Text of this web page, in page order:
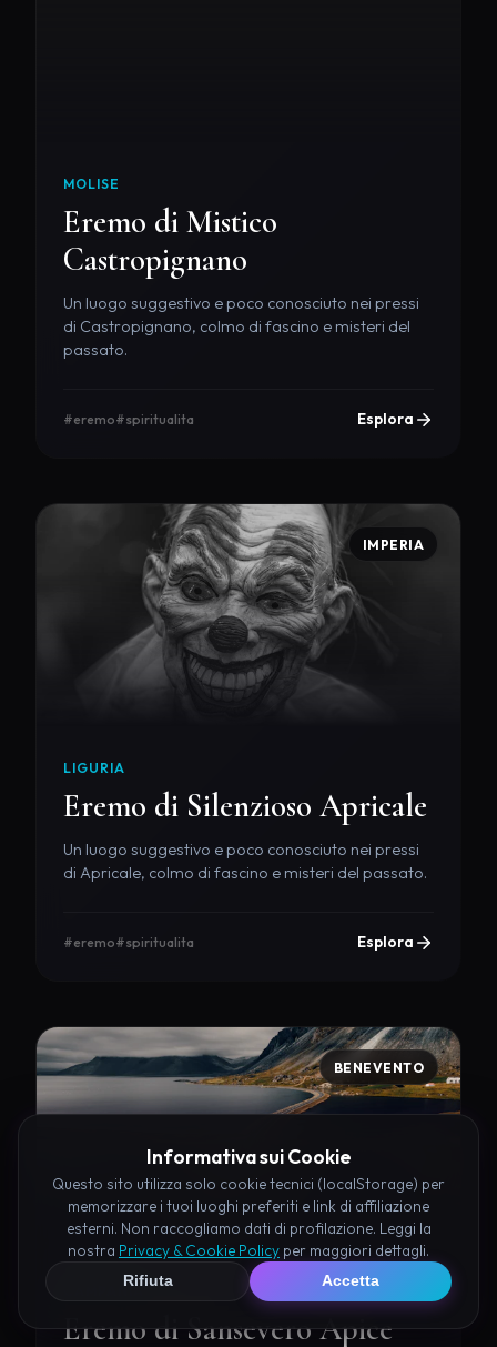
MOLISE
Eremo di Mistico
Castropignano
Un luogo suggestivo e poco conosciuto nei pressi
di Castropignano, colmo di fascino e misteri del
passato.
#eremo#spiritualita Esplora
IMPERIA
LIGURIA
Eremo di Silenzioso Apricale
Un luogo suggestivo e poco conosciuto nei pressi
di Apricale, colmo di fascino e misteri del passato.
#eremo#spiritualita Esplora
BENEVENTO
CAMPANIA
Eremo di Sansevero Apice
Informativa sui Cookie
Questo sito utilizza solo cookie tecnici (localStorage) per
memorizzare i tuoi luoghi preferiti e link di affiliazione
esterni. Non raccogliamo dati di profilazione. Leggi la
nostra Privacy & Cookie Policy per maggiori dettagli.
Rifiuta Accetta